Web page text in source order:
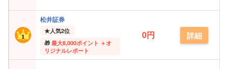
松井証券
★人気2位
最大8,000ポイント ＋オ
リジナルレポート
0円 詳細